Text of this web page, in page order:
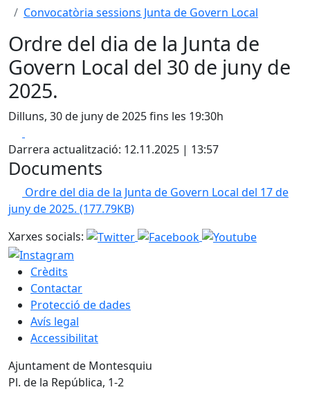
Convocatòria sessions Junta de Govern Local
Ordre del dia de la Junta de
Govern Local del 30 de juny de
2025.
Dilluns, 30 de juny de 2025 fins les 19:30h
Darrera actualització: 12.11.2025 | 13:57
Documents
Ordre del dia de la Junta de Govern Local del 17 de
juny de 2025. (177.79KB)
Xarxes socials:
Crèdits
Contactar
Protecció de dades
Avís legal
Accessibilitat
Ajuntament de Montesquiu
Pl. de la República, 1-2